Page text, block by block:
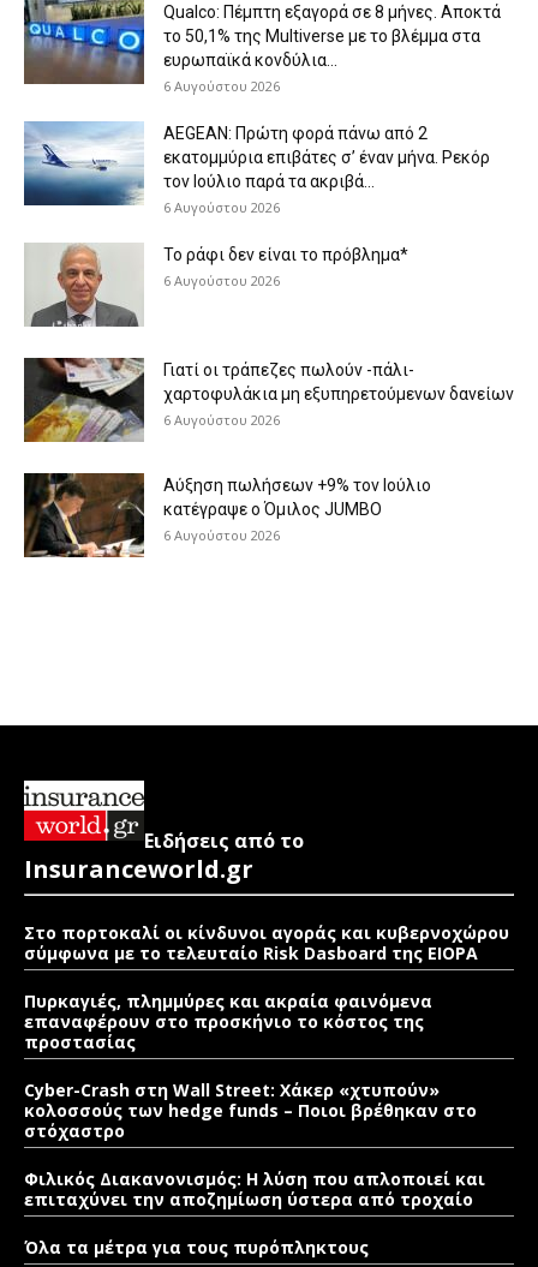
Qualco: Πέμπτη εξαγορά σε 8 μήνες. Aποκτά
το 50,1% της Multiverse με το βλέμμα στα
ευρωπαϊκά κονδύλια...
6 Αυγούστου 2026
AEGEAN: Πρώτη φορά πάνω από 2
εκατομμύρια επιβάτες σ’ έναν μήνα. Ρεκόρ
τον Ιούλιο παρά τα ακριβά...
6 Αυγούστου 2026
Το ράφι δεν είναι το πρόβλημα*
6 Αυγούστου 2026
Γιατί οι τράπεζες πωλούν -πάλι-
χαρτοφυλάκια μη εξυπηρετούμενων δανείων
6 Αυγούστου 2026
Aύξηση πωλήσεων +9% τον Ιούλιο
κατέγραψε ο Όμιλος JUMBO
6 Αυγούστου 2026
Ειδήσεις από το
Insuranceworld.gr
Στο πορτοκαλί οι κίνδυνοι αγοράς και κυβερνοχώρου
σύμφωνα με το τελευταίο Risk Dasboard της EIOPA
Πυρκαγιές, πλημμύρες και ακραία φαινόμενα
επαναφέρουν στο προσκήνιο το κόστος της
προστασίας
Cyber-Crash στη Wall Street: Χάκερ «χτυπούν»
κολοσσούς των hedge funds – Ποιοι βρέθηκαν στο
στόχαστρο
Φιλικός Διακανονισμός: Η λύση που απλοποιεί και
επιταχύνει την αποζημίωση ύστερα από τροχαίο
Όλα τα μέτρα για τους πυρόπληκτους